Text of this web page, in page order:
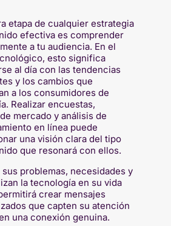
etapa de cualquier estrategia
efectiva es comprender
a tu audiencia. En el
esto significa
al día con las tendencias
y los cambios que
a los consumidores de
Realizar encuestas,
mercado y análisis de
en línea puede
una visión clara del tipo
que resonará con ellos.
sus problemas, necesidades y
la tecnología en su vida
crear mensajes
que capten su atención
una conexión genuina.